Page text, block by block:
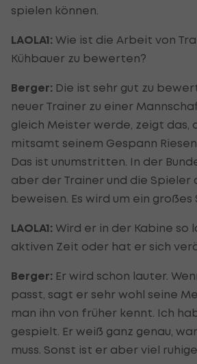
spielen können.
LAOLA1: Wie ist die Arbeit von
Kühbauer zu bewerten?
Berger: Die ist sehr gut zu
neuer Trainer zu einer
gleich Meister werde, zeigt das,
mitsamt seinem Gespann
Das ist unumstritten. In der
aber der Trainer und die Spieler
beweisen. Es wird um ein großes
LAOLA1: Wird er in der Kabine so
aktiven Zeit oder hat er sich
Berger: Er wird schon lauter.
passt, sagt er sehr wohl seine
man ihn von früher kennt. Ich
gespielt. Er weiß ganz genau,
muss. Sonst ist er aber viel